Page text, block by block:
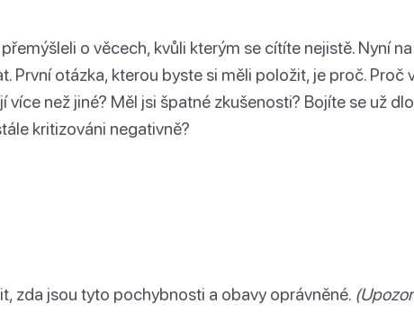
o věcech, kvůli kterým se cítíte nejistě. Nyní
První otázka, kterou byste si měli položit, je proč. Proč
více než jiné? Měl jsi špatné zkušenosti? Bojíte se už
kritizováni negativně?
zda jsou tyto pochybnosti a obavy oprávněné.